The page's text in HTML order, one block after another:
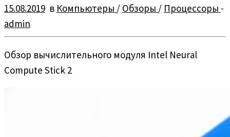
15.08.2019 в Компьютеры / Обзоры / Процессоры -
admin
Обзор вычислительного модуля Intel Neural
Compute Stick 2